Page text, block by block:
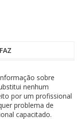
sobre
nenhum
por um profissional
problema de
capacitado.